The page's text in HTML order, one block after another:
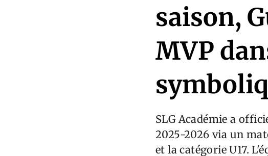
saison,
MVP
SLG Académie a
2025-2026 via un
et la catégorie U17.